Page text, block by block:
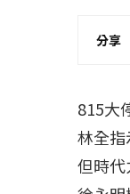
分享
815大
林全指
但時代